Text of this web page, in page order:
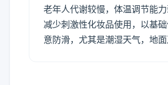
老年人代谢较慢，体温调节能
减少刺激性化妆品使用，以基
意防滑，尤其是潮湿天气，地